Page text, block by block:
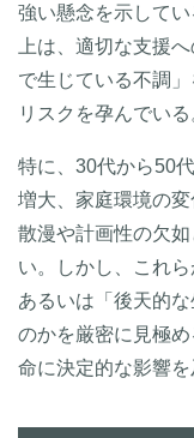
強い懸念を示して
上は、適切な支援
で生じている不調
リスクを孕んでいる
特に、30代から50
増大、家庭環境の
散漫や計画性の欠
い。しかし、これ
あるいは「後天的
のかを厳密に見極
命に決定的な影響を